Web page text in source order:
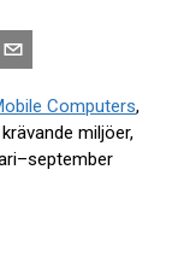
Computers,
miljöer,